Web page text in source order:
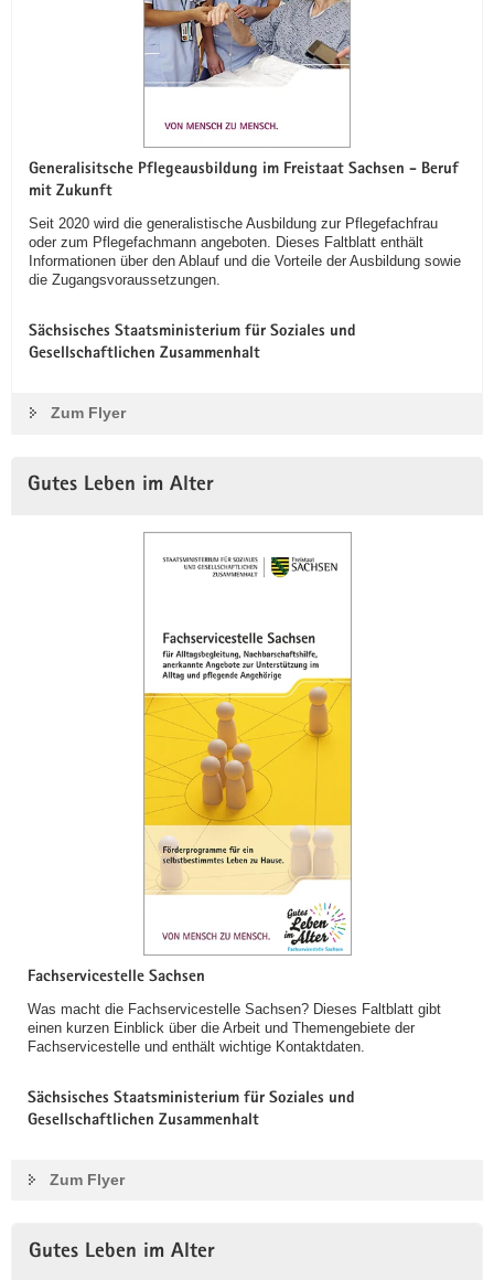
Generalisitsche Pflegeausbildung im Freistaat Sachsen - Beruf
mit Zukunft
Seit 2020 wird die generalistische Ausbildung zur Pflegefachfrau
oder zum Pflegefachmann angeboten. Dieses Faltblatt enthält
Informationen über den Ablauf und die Vorteile der Ausbildung sowie
die Zugangsvoraussetzungen.
Sächsisches Staatsministerium für Soziales und
Gesellschaftlichen Zusammenhalt
Zum Flyer
Gutes Leben im Alter
Fachservicestelle Sachsen
Was macht die Fachservicestelle Sachsen? Dieses Faltblatt gibt
einen kurzen Einblick über die Arbeit und Themengebiete der
Fachservicestelle und enthält wichtige Kontaktdaten.
Sächsisches Staatsministerium für Soziales und
Gesellschaftlichen Zusammenhalt
Zum Flyer
Gutes Leben im Alter